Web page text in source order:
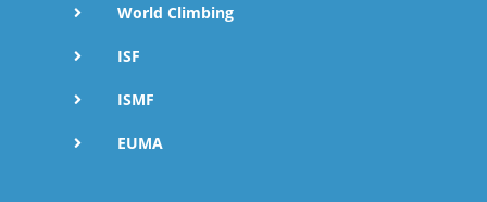
World Climbing
ISF
ISMF
EUMA